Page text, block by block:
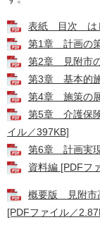
表紙 目次 は
第1章 計画の
第2章 見附市
第3章 基本的
第4章 施策の
第5章 介護保
イル／397KB]
第6章 計画実
資料編 [PDFフ
概要版 見附市
[PDFファイル／